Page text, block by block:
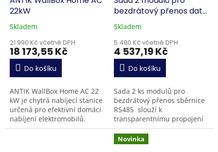
22kW
Skladem
21 990 Kč včetně DPH
18 173,55 Kč
Do košíku
ANTIK WallBox Home AC 22
kW je chytrá nabíjecí stanice
určená pro efektivní domácí
nabíjení elektromobilů.
Nabízí výkon až 22 kW ,
bezdrátový přenos dat
po sběrnici RS485
Skladem
5 490 Kč včetně DPH
4 537,19 Kč
Do košíku
Sada 2 ks modulů pro
bezdrátový přenos sběrnice
RS485 slouží k
transparentnímu propojení
dvou bodů na sběrnici
bezdrátově. Moduly jsou
navrženy v provedení...
Novinka